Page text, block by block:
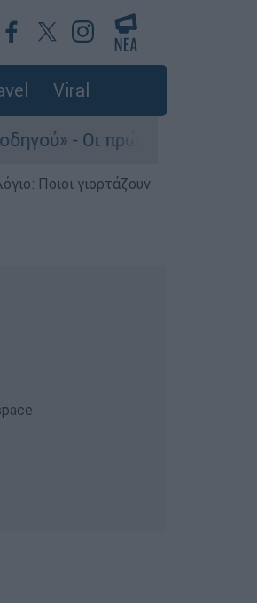
Viral
πρώτες εκτιμήσεις
Ποιοι γιορτάζουν